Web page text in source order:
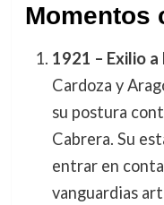
Momentos
1921 – Exilio a
Cardoza y
su postura
Cabrera. Su
entrar en
vanguardias